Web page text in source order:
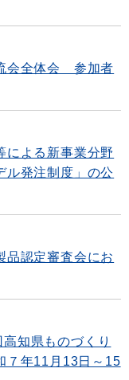
会全体会 参加者
による新事業分野
ル発注制度」の公
品認定審査会にお
知県ものづくり
７年11月13日～15